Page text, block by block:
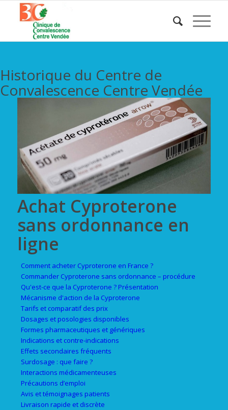
Historique du Centre de
Convalescence Centre Vendée
Achat Cyproterone
sans ordonnance en
ligne
Comment acheter Cyproterone en France ?
Commander Cyproterone sans ordonnance – procédure
Qu'est-ce que la Cyproterone ? Présentation
Mécanisme d'action de la Cyproterone
Tarifs et comparatif des prix
Dosages et posologies disponibles
Formes pharmaceutiques et génériques
Indications et contre-indications
Effets secondaires fréquents
Surdosage : que faire ?
Interactions médicamenteuses
Précautions d’emploi
Avis et témoignages patients
Livraison rapide et discrète